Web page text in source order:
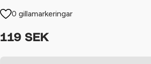
0 gillamarkeringar
119 SEK